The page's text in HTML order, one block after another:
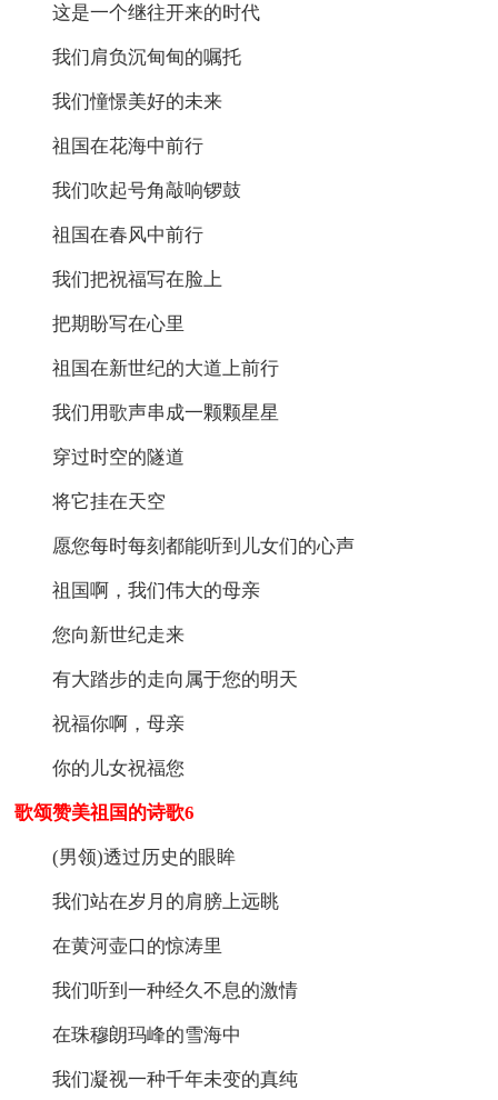
这是一个继往开来的时代
我们肩负沉甸甸的嘱托
我们憧憬美好的未来
祖国在花海中前行
我们吹起号角敲响锣鼓
祖国在春风中前行
我们把祝福写在脸上
把期盼写在心里
祖国在新世纪的大道上前行
我们用歌声串成一颗颗星星
穿过时空的隧道
将它挂在天空
愿您每时每刻都能听到儿女们的心声
祖国啊，我们伟大的母亲
您向新世纪走来
有大踏步的走向属于您的明天
祝福你啊，母亲
你的儿女祝福您
歌颂赞美祖国的诗歌6
(男领)透过历史的眼眸
我们站在岁月的肩膀上远眺
在黄河壶口的惊涛里
我们听到一种经久不息的激情
在珠穆朗玛峰的雪海中
我们凝视一种千年未变的真纯